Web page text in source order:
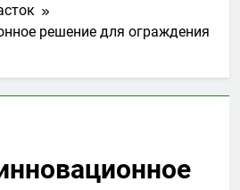
решение для ограждения